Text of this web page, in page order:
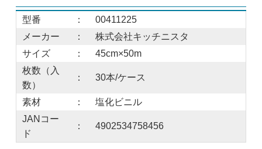
型番 ：
00411225
メーカー
：
株式会社キッチニスタ
サイズ
：
45cm×50m
枚数（入
数）
： 30本/ケース
素材 ：
塩化ビニル
JANコー
ド
： 4902534758456